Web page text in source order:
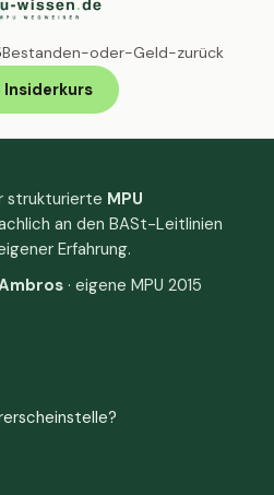
Bestanden-oder-Geld-zurück
Insiderkurs
strukturierte MPU
an den BASt-Leitlinien
Erfahrung.
· eigene MPU 2015